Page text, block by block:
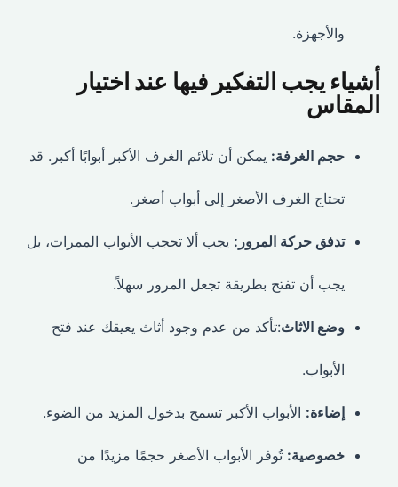
والأجهزة.
أشياء يجب التفكير فيها عند اختيار
المقاس
حجم الغرفة:يمكن أن تلائم الغرف الأكبر أبوابًا أكبر. قد
تحتاج الغرف الأصغر إلى أبواب أصغر.
تدفق حركة المرور:يجب ألا تحجب الأبواب الممرات، بل
يجب أن تفتح بطريقة تجعل المرور سهلاً.
وضع الاثاث:تأكد من عدم وجود أثاث يعيقك عند فتح
الأبواب.
إضاءة:الأبواب الأكبر تسمح بدخول المزيد من الضوء.
خصوصية:تُوفر الأبواب الأصغر حجمًا مزيدًا من